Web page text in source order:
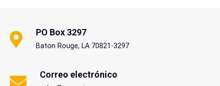
PO Box 3297
Baton Rouge, LA 70821-3297
Correo electrónico